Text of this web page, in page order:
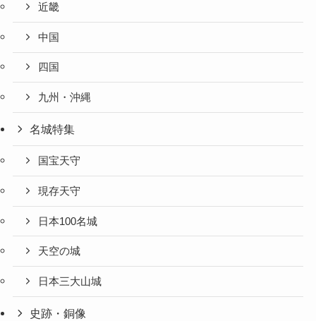
近畿
中国
四国
九州・沖縄
名城特集
国宝天守
現存天守
日本100名城
天空の城
日本三大山城
史跡・銅像